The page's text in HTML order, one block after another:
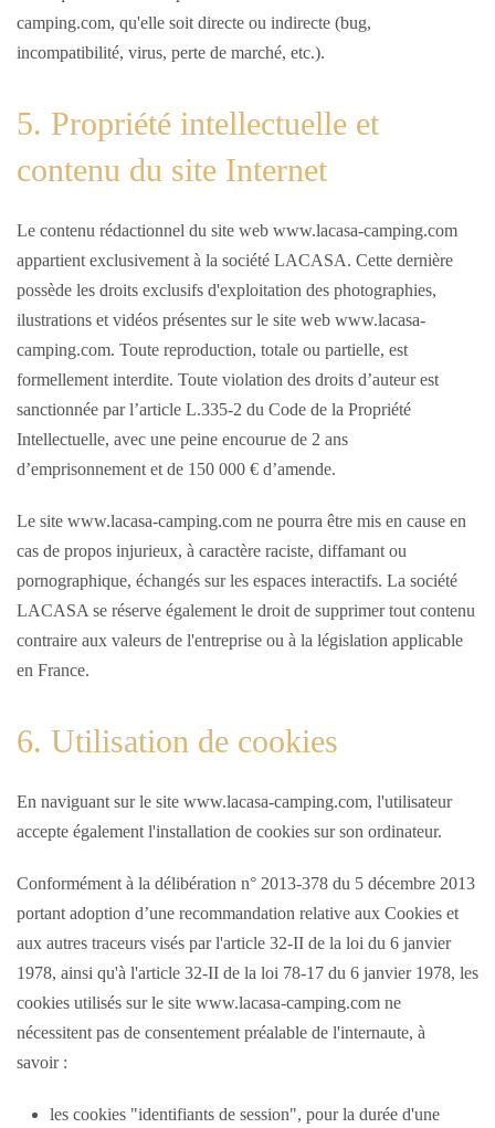
camping.com, qu'elle soit directe ou indirecte (bug,
incompatibilité, virus, perte de marché, etc.).
5. Propriété intellectuelle et
contenu du site Internet
Le contenu rédactionnel du site web www.lacasa-camping.com
appartient exclusivement à la société LACASA. Cette dernière
possède les droits exclusifs d'exploitation des photographies,
ilustrations et vidéos présentes sur le site web www.lacasa-
camping.com. Toute reproduction, totale ou partielle, est
formellement interdite. Toute violation des droits d’auteur est
sanctionnée par l’article L.335-2 du Code de la Propriété
Intellectuelle, avec une peine encourue de 2 ans
d’emprisonnement et de 150 000 € d’amende.
Le site www.lacasa-camping.com ne pourra être mis en cause en
cas de propos injurieux, à caractère raciste, diffamant ou
pornographique, échangés sur les espaces interactifs. La société
LACASA se réserve également le droit de supprimer tout contenu
contraire aux valeurs de l'entreprise ou à la législation applicable
en France.
6. Utilisation de cookies
En naviguant sur le site www.lacasa-camping.com, l'utilisateur
accepte également l'installation de cookies sur son ordinateur.
Conformément à la délibération n° 2013-378 du 5 décembre 2013
portant adoption d’une recommandation relative aux Cookies et
aux autres traceurs visés par l'article 32-II de la loi du 6 janvier
1978, ainsi qu'à l'article 32-II de la loi 78-17 du 6 janvier 1978, les
cookies utilisés sur le site www.lacasa-camping.com ne
nécessitent pas de consentement préalable de l'internaute, à
savoir :
les cookies "identifiants de session", pour la durée d'une